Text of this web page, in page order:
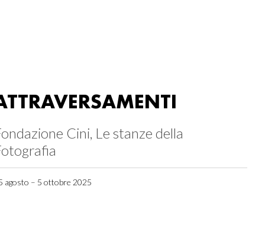
Cini, Le stanze della
agosto – 5 ottobre 2025